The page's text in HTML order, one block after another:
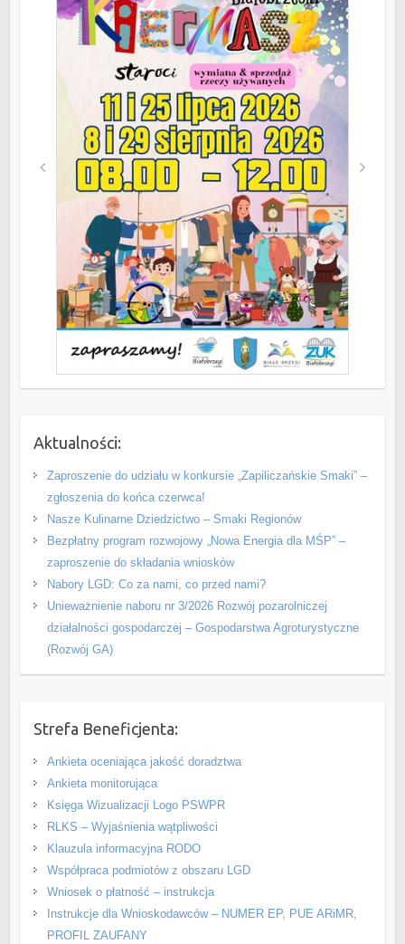
Aktualności:
Zaproszenie do udziału w konkursie „Zapiliczańskie Smaki” –
zgłoszenia do końca czerwca!
Nasze Kulinarne Dziedzictwo – Smaki Regionów
Bezpłatny program rozwojowy „Nowa Energia dla MŚP” –
zaproszenie do składania wniosków
Nabory LGD: Co za nami, co przed nami?
Unieważnienie naboru nr 3/2026 Rozwój pozarolniczej
działalności gospodarczej – Gospodarstwa Agroturystyczne
(Rozwój GA)
Strefa Beneficjenta:
Ankieta oceniająca jakość doradztwa
Ankieta monitorująca
Księga Wizualizacji Logo PSWPR
RLKS – Wyjaśnienia wątpliwości
Klauzula informacyjna RODO
Współpraca podmiotów z obszaru LGD
Wniosek o płatność – instrukcja
Instrukcje dla Wnioskodawców – NUMER EP, PUE ARiMR,
PROFIL ZAUFANY